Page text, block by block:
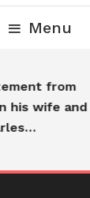
Menu
from
his wife and